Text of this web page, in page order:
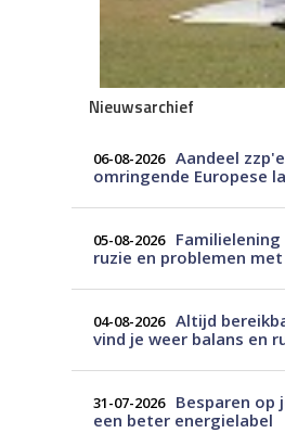
Nieuwsarchief
06-08-2026 Aandeel
omringende Europese
05-08-2026
ruzie en problemen
04-08-2026 Altijd
vind je weer balans en
31-07-2026
Besparen op
een beter energielabel